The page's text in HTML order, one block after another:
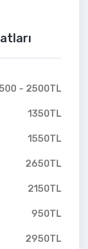
- 2500TL
1350TL
1550TL
2650TL
2150TL
950TL
2950TL